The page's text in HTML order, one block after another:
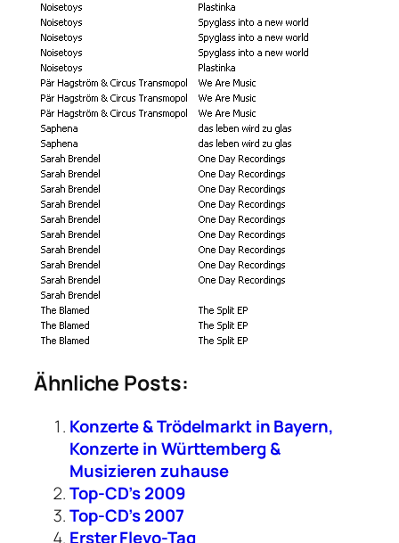
Ähnliche Posts:
Konzerte & Trödelmarkt in Bayern,
Konzerte in Württemberg &
Musizieren zuhause
Top-CD’s 2009
Top-CD’s 2007
Erster Flevo-Tag